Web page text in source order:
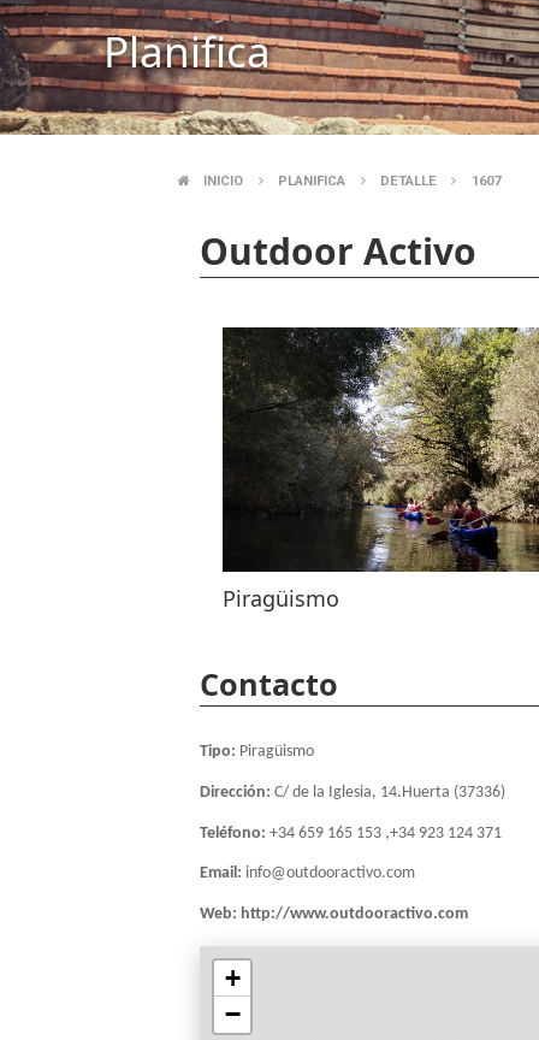
Planifica
INICIO PLANIFICA DETALLE 1607
Outdoor Activo
Piragüismo
Contacto
Tipo: Piragüismo
Dirección: C/ de la Iglesia, 14.Huerta (37336)
Teléfono: +34 659 165 153 ,+34 923 124 371
Email: info@outdooractivo.com
Web: http://www.outdooractivo.com
+
−